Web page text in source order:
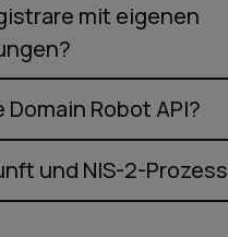
mit eigenen
Robot API?
und NIS-2-Prozess